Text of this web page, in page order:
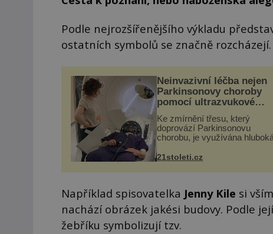
Podle nejrozšířenějšího výkladu
ostatních symbolů se značně rozcházejí.
Neinvazivní léčba nejen
Parkinsonovy choroby
pomocí ultrazvukové
„helmy“
Ke zmírnění třesu, který
doprovází Parkinsonovu
chorobu, je využívána
vyžaduje vysoce invazivní
vhodný k dostatečně
21stoleti.cz
Například spisovatelka Jenny Kile si
nachází obrázek jakési budovy. Podle
žebříku symbolizují tzv.